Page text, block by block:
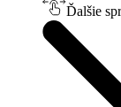
Ďalšie